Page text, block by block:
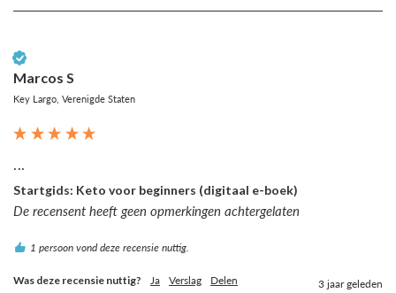
Marcos S
Key Largo, Verenigde Staten
Startgids: Keto voor beginners (digitaal e-boek)
De recensent heeft geen opmerkingen achtergelaten
1 persoon vond deze recensie nuttig.
Was deze recensie nuttig? Ja Verslag Delen 3 jaar geleden